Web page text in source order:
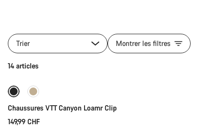
les
produits
la
Chaussures
de
vélo
|
VTT,
Trier Montrer les filtres
14 articles
Nouveau
Chaussures VTT Canyon Loamr Clip
149,99 CHF